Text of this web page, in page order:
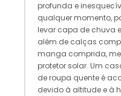
profunda e
qualquer momento,
levar capa de chuva
além de calças
manga comprida,
protetor solar. Um
de roupa quente é
devido à altitude e à